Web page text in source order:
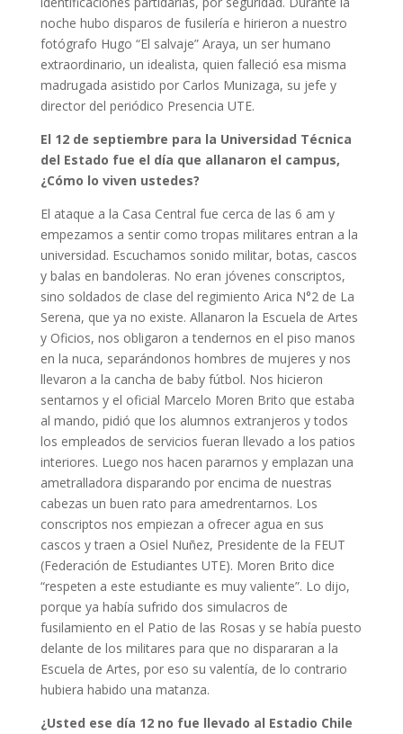
noche hubo disparos de fusilería e hirieron a nuestro
fotógrafo Hugo “El salvaje” Araya, un ser humano
extraordinario, un idealista, quien falleció esa misma
madrugada asistido por Carlos Munizaga, su jefe y
director del periódico Presencia UTE.
El 12 de septiembre para la Universidad Técnica
del Estado fue el día que allanaron el campus,
¿Cómo lo viven ustedes?
El ataque a la Casa Central fue cerca de las 6 am y
empezamos a sentir como tropas militares entran a la
universidad. Escuchamos sonido militar, botas, cascos
y balas en bandoleras. No eran jóvenes conscriptos,
sino soldados de clase del regimiento Arica N°2 de La
Serena, que ya no existe. Allanaron la Escuela de Artes
y Oficios, nos obligaron a tendernos en el piso manos
en la nuca, separándonos hombres de mujeres y nos
llevaron a la cancha de baby fútbol. Nos hicieron
sentarnos y el oficial Marcelo Moren Brito que estaba
al mando, pidió que los alumnos extranjeros y todos
los empleados de servicios fueran llevado a los patios
interiores. Luego nos hacen pararnos y emplazan una
ametralladora disparando por encima de nuestras
cabezas un buen rato para amedrentarnos. Los
conscriptos nos empiezan a ofrecer agua en sus
cascos y traen a Osiel Nuñez, Presidente de la FEUT
(Federación de Estudiantes UTE). Moren Brito dice
“respeten a este estudiante es muy valiente”. Lo dijo,
porque ya había sufrido dos simulacros de
fusilamiento en el Patio de las Rosas y se había puesto
delante de los militares para que no dispararan a la
Escuela de Artes, por eso su valentía, de lo contrario
hubiera habido una matanza.
¿Usted ese día 12 no fue llevado al Estadio Chile